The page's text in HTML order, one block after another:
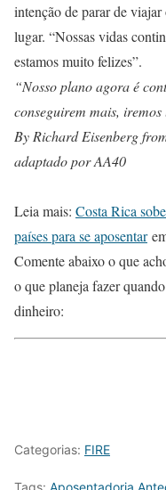
intenção de parar de
lugar. “Nossas vidas
estamos muito felizes”.
“Nosso plano agora é
conseguirem mais,
By Richard Eisenberg
adaptado por AA40
Leia mais: Costa Rica
países para se aposentar
Comente abaixo o que
o que planeja fazer
dinheiro:
Categorias: FIRE
Tags: Aposentadoria